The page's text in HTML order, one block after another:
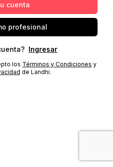
cuenta
profesional
Ingresar
los Términos y Condiciones y
de Landhi.